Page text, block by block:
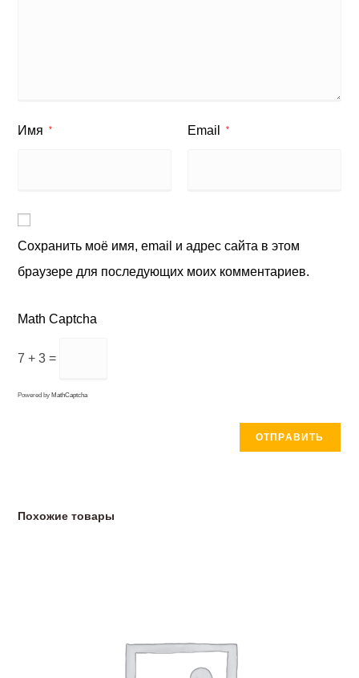
Имя * Email *
Сохранить моё имя, email и адрес сайта в этом
браузере для последующих моих комментариев.
Math Captcha
7 + 3 =
Powered by MathCaptcha
Похожие товары